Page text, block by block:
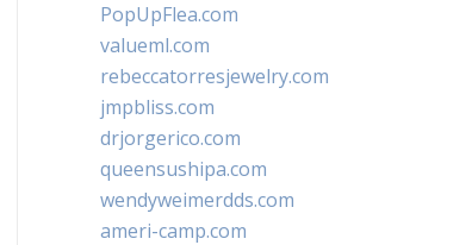
PopUpFlea.com
valueml.com
rebeccatorresjewelry.com
jmpbliss.com
drjorgerico.com
queensushipa.com
wendyweimerdds.com
ameri-camp.com